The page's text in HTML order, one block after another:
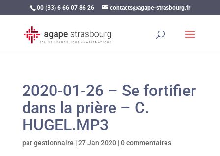
00 (33) 6 66 07 86 26 contacts@agape-strasbourg.fr
2020-01-26 – Se fortifier
dans la prière – C.
HUGEL.MP3
pargestionnaire |27 Jan 2020|0 commentaires